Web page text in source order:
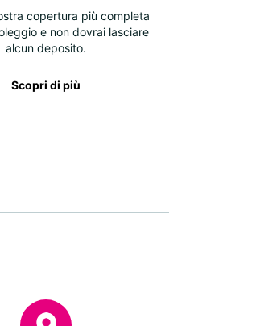
copertura più completa
e non dovrai lasciare
alcun deposito.
Scopri di più